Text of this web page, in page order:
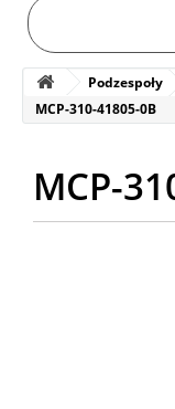
Podzespoły
MCP-310-41805-0B
MCP-